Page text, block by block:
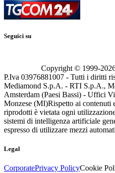
Seguici su
Copyright © 1999-
P.Iva 03976881007 - Tutti i diritti
Mediamond S.p.A. - RTI S.p.A.,
Amsterdam (Paesi Bassi) - Uffici
Monzese (MI)Rispetto ai contenuti
riprodotti è vietata ogni
sistemi di intelligenza artificiale
espresso di utilizzare mezzi
Legal
CorporatePrivacy PolicyCookie